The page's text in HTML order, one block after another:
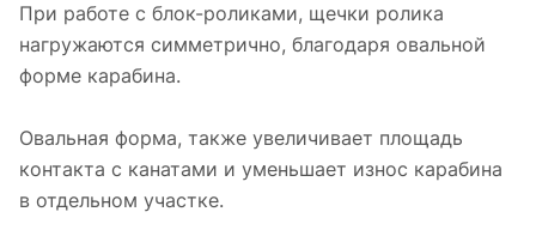
При работе с блок-роликами, щечки ролика
нагружаются симметрично, благодаря овальной
форме карабина.
Овальная форма, также увеличивает площадь
контакта с канатами и уменьшает износ карабина
в отдельном участке.